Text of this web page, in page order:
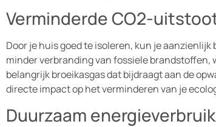
Verminderde CO2-
Door je huis goed te isoleren, kun je
minder verbranding van fossiele brandstoffen,
belangrijk broeikasgas dat bijdraagt aan de
directe impact op het verminderen van je
Duurzaam energieverbruik